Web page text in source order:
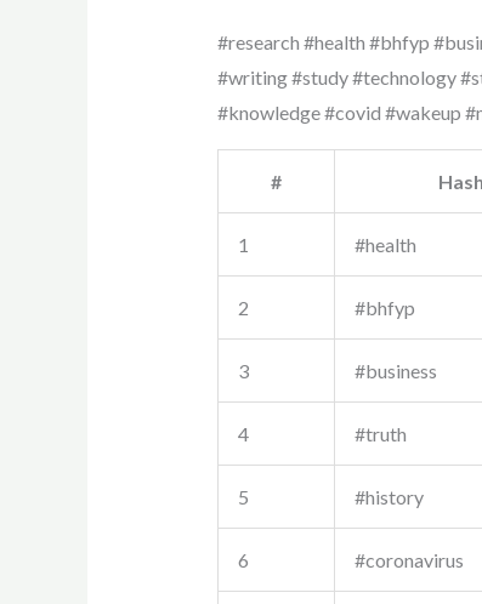
#research #health #bhfyp
#writing #study #technology
#knowledge #covid #wakeup
#
1 #health
2 #bhfyp
3 #business
4 #truth
5 #history
6 #coronavirus